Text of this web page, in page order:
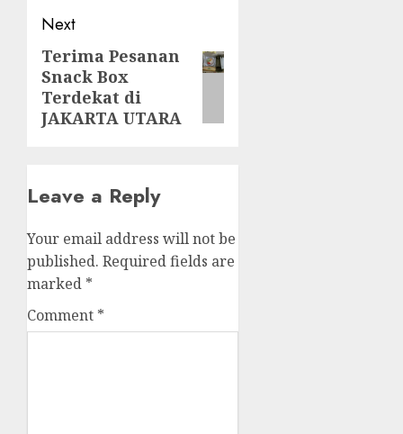
Next
Next
post:
Terima Pesanan
Snack Box
Terdekat di
JAKARTA UTARA
Leave a Reply
Your email address will not be
published. Required fields are
marked *
Comment *